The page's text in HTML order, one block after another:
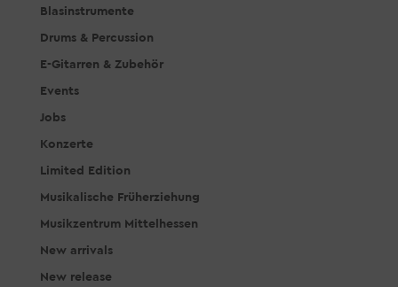
Blasinstrumente
Drums & Percussion
E-Gitarren & Zubehör
Events
Jobs
Konzerte
Limited Edition
Musikalische Früherziehung
Musikzentrum Mittelhessen
New arrivals
New release